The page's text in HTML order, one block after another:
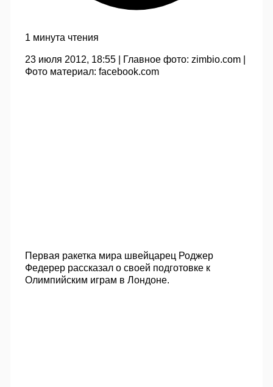
1 минута чтения
23 июля 2012, 18:55 | Главное фото: zimbio.com |
Фото материал: facebook.com
Первая ракетка мира швейцарец Роджер
Федерер рассказал о своей подготовке к
Олимпийским играм в Лондоне.